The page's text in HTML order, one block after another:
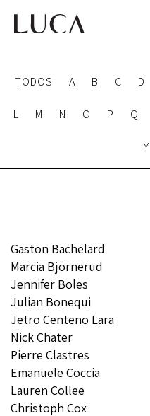
TODOS A B C D
L M N O P Q
Y
Gaston Bachelard
Marcia Bjornerud
Jennifer Boles
Julian Bonequi
Jetro Centeno Lara
Nick Chater
Pierre Clastres
Emanuele Coccia
Lauren Collee
Christoph Cox